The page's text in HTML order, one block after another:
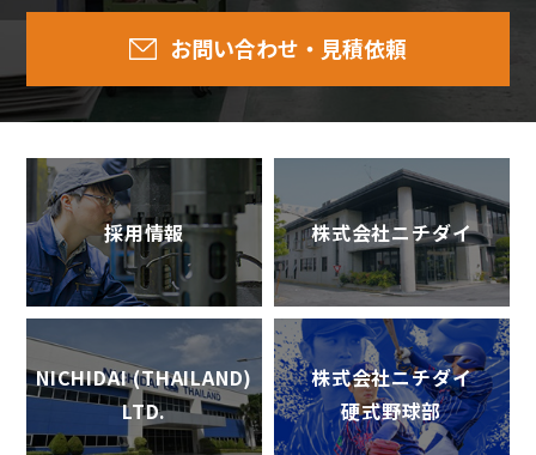
お問い合わせ・見積依頼
採用情報 株式会社ニチダイ
NICHIDAI (THAILAND)
LTD.
株式会社ニチダイ
硬式野球部